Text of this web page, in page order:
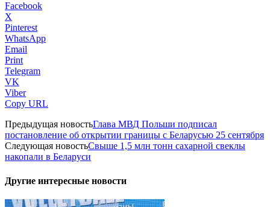
Facebook
X
Pinterest
WhatsApp
Email
Print
Telegram
VK
Viber
Copy URL
Предыдущая новостьГлава МВД Польши подписал
постановление об открытии границы с Беларусью 25 сентября
Следующая новостьСвыше 1,5 млн тонн сахарной свеклы
накопали в Беларуси
Другие интересные новости